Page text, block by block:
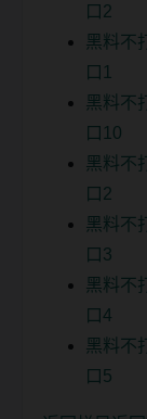
口2
黑料不
口1
黑料不
口10
黑料不
口2
黑料不
口3
黑料不
口4
黑料不
口5